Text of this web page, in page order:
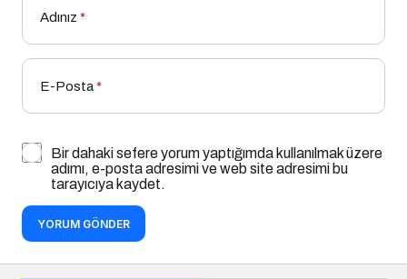
Adınız *
E-Posta*
Bir dahaki sefere yorum yaptığımda kullanılmak üzere
adımı, e-posta adresimi ve web site adresimi bu
tarayıcıya kaydet.
YORUM GÖNDER